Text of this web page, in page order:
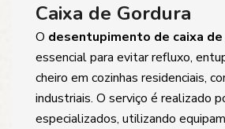
Caixa de Gordura
O desentupimento de caixa
essencial para evitar refluxo,
cheiro em cozinhas residenciais,
industriais. O serviço é realizado
especializados, utilizando